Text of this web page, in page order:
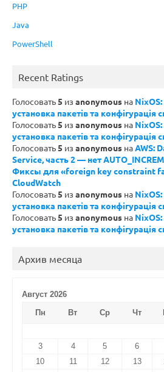
PHP
Java
PowerShell
Recent Ratings
Голосовать5 из anonymous на
установка пакетів та конфігурація
Голосовать5 из anonymous на
установка пакетів та конфігурація
Голосовать5 из anonymous наAWS:
Service, часть 2 — нет
Фиксы для «foreign key constraint
CloudWatch
Голосовать5 из anonymous на
установка пакетів та конфігурація
Голосовать5 из anonymous на
установка пакетів та конфігурація
Архив месяца
Август 2026
Пн
Вт Ср Чт
3
4 5 6
10
11 12 13